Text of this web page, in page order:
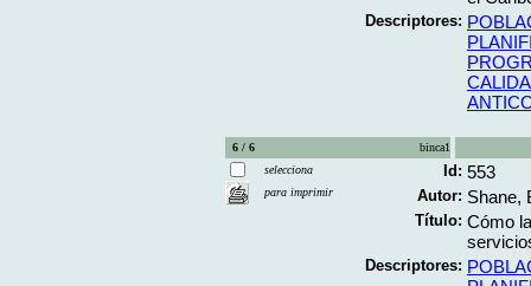
Descriptores:
6 / 6
binca1
selecciona
para imprimir
Id: 553
Autor: Shane,
Título: Cómo
Descriptores: